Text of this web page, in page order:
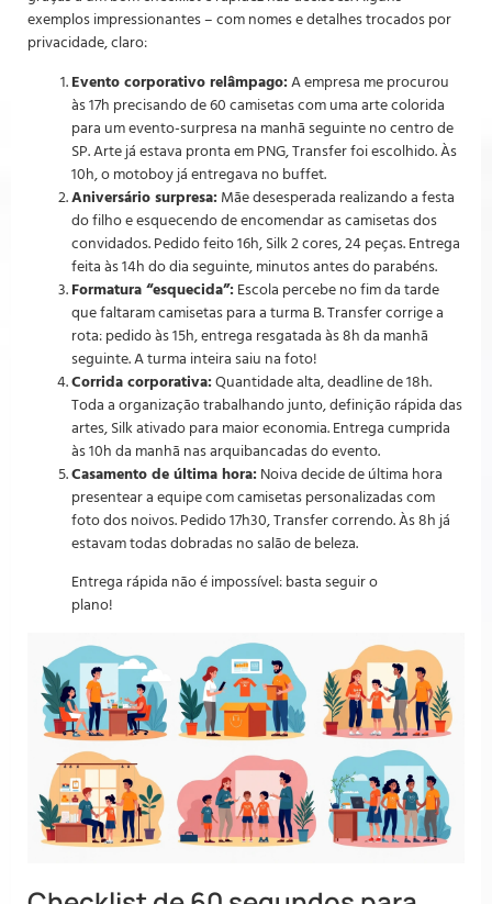
exemplos impressionantes – com nomes e detalhes trocados por
privacidade, claro:
Evento corporativo relâmpago: A empresa me procurou
às 17h precisando de 60 camisetas com uma arte colorida
para um evento-surpresa na manhã seguinte no centro de
SP. Arte já estava pronta em PNG, Transfer foi escolhido. Às
10h, o motoboy já entregava no buffet.
Aniversário surpresa: Mãe desesperada realizando a festa
do filho e esquecendo de encomendar as camisetas dos
convidados. Pedido feito 16h, Silk 2 cores, 24 peças. Entrega
feita às 14h do dia seguinte, minutos antes do parabéns.
Formatura “esquecida”: Escola percebe no fim da tarde
que faltaram camisetas para a turma B. Transfer corrige a
rota: pedido às 15h, entrega resgatada às 8h da manhã
seguinte. A turma inteira saiu na foto!
Corrida corporativa: Quantidade alta, deadline de 18h.
Toda a organização trabalhando junto, definição rápida das
artes, Silk ativado para maior economia. Entrega cumprida
às 10h da manhã nas arquibancadas do evento.
Casamento de última hora: Noiva decide de última hora
presentear a equipe com camisetas personalizadas com
foto dos noivos. Pedido 17h30, Transfer correndo. Às 8h já
estavam todas dobradas no salão de beleza.
Entrega rápida não é impossível: basta seguir o
plano!